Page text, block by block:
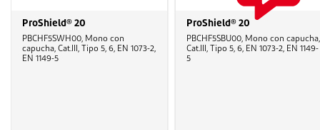
ProShield® 20
PBCHF5SWH00, Mono con
capucha, Cat.III, Tipo 5, 6, EN 1073-2,
EN 1149-5
ProShield® 20
PBCHF5SBU00, Mono con capucha,
Cat.III, Tipo 5, 6, EN 1073-2, EN 1149-
5